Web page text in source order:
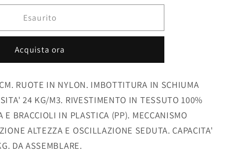
Esaurito
Acquista ora
RUOTE IN NYLON. IMBOTTITURA IN SCHIUMA
24 KG/M3. RIVESTIMENTO IN TESSUTO 100%
E BRACCIOLI IN PLASTICA (PP). MECCANISMO
ALTEZZA E OSCILLAZIONE SEDUTA. CAPACITA'
DA ASSEMBLARE.